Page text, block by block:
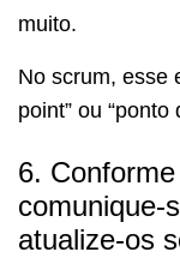
muito.
No scrum, esse
point” ou “ponto
6.
comunique-
atualize-os